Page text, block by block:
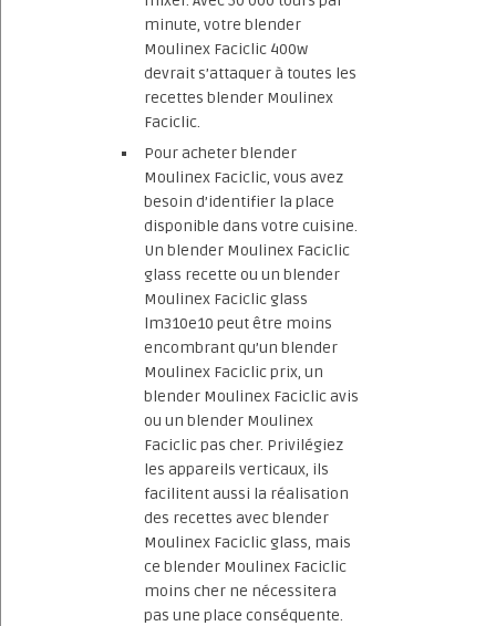
minute, votre blender
Moulinex Faciclic 400w
devrait s’attaquer à toutes les
recettes blender Moulinex
Faciclic.
Pour acheter blender
Moulinex Faciclic, vous avez
besoin d’identifier la place
disponible dans votre cuisine.
Un blender Moulinex Faciclic
glass recette ou un blender
Moulinex Faciclic glass
lm310e10 peut être moins
encombrant qu’un blender
Moulinex Faciclic prix, un
blender Moulinex Faciclic avis
ou un blender Moulinex
Faciclic pas cher. Privilégiez
les appareils verticaux, ils
facilitent aussi la réalisation
des recettes avec blender
Moulinex Faciclic glass, mais
ce blender Moulinex Faciclic
moins cher ne nécessitera
pas une place conséquente.